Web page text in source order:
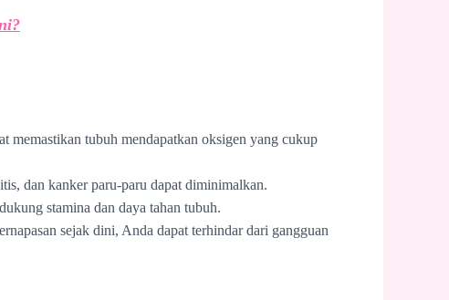
memastikan tubuh mendapatkan oksigen yang cukup
dan kanker paru-paru dapat diminimalkan.
stamina dan daya tahan tubuh.
sejak dini, Anda dapat terhindar dari gangguan